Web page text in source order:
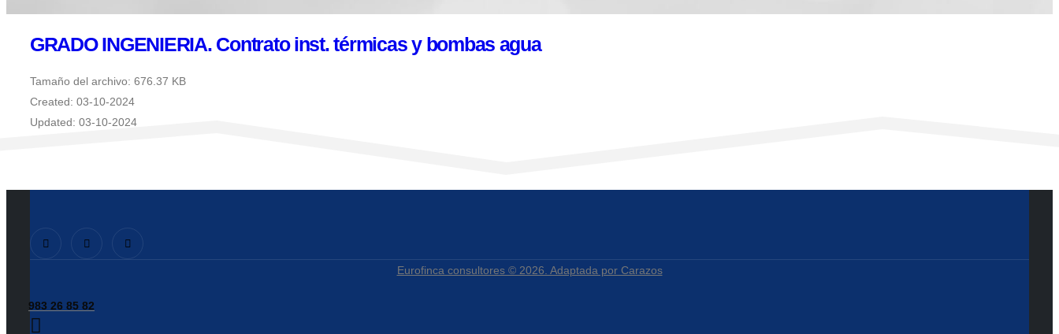
GRADO INGENIERIA. Contrato inst. térmicas y bombas agua
Tamaño del archivo: 676.37 KB
Created: 03-10-2024
Updated: 03-10-2024
Eurofinca consultores © 2026. Adaptada por Carazos
983 26 85 82